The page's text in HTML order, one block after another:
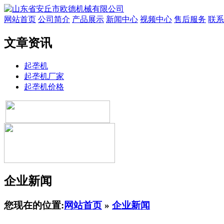
网站首页 公司简介 产品展示 新闻中心 视频中心 售后服务 联
文章资讯
起垄机
起垄机厂家
起垄机价格
企业新闻
您现在的位置:网站首页 » 企业新闻